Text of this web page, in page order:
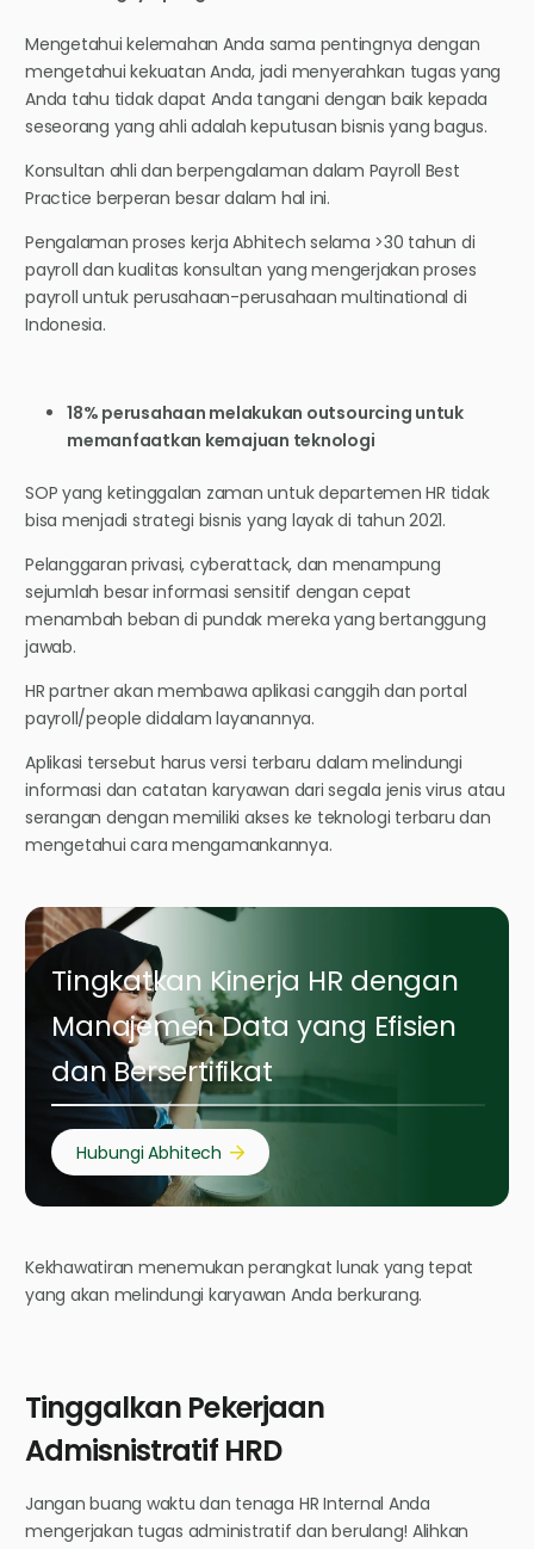
Mengetahui kelemahan Anda sama pentingnya dengan
mengetahui kekuatan Anda, jadi menyerahkan tugas yang
Anda tahu tidak dapat Anda tangani dengan baik kepada
seseorang yang ahli adalah keputusan bisnis yang bagus.
Konsultan ahli dan berpengalaman dalam Payroll Best
Practice berperan besar dalam hal ini.
Pengalaman proses kerja Abhitech selama >30 tahun di
payroll dan kualitas konsultan yang mengerjakan proses
payroll untuk perusahaan-perusahaan multinational di
Indonesia.
18% perusahaan melakukan outsourcing untuk
memanfaatkan kemajuan teknologi
SOP yang ketinggalan zaman untuk departemen HR tidak
bisa menjadi strategi bisnis yang layak di tahun 2021.
Pelanggaran privasi, cyberattack, dan menampung
sejumlah besar informasi sensitif dengan cepat
menambah beban di pundak mereka yang bertanggung
jawab.
HR partner akan membawa aplikasi canggih dan portal
payroll/people didalam layanannya.
Aplikasi tersebut harus versi terbaru dalam melindungi
informasi dan catatan karyawan dari segala jenis virus atau
serangan dengan memiliki akses ke teknologi terbaru dan
mengetahui cara mengamankannya.
Tingkatkan Kinerja HR dengan
Manajemen Data yang Efisien
dan Bersertifikat
Hubungi Abhitech
Kekhawatiran menemukan perangkat lunak yang tepat
yang akan melindungi karyawan Anda berkurang.
Tinggalkan Pekerjaan
Admisnistratif HRD
Jangan buang waktu dan tenaga HR Internal Anda
mengerjakan tugas administratif dan berulang! Alihkan